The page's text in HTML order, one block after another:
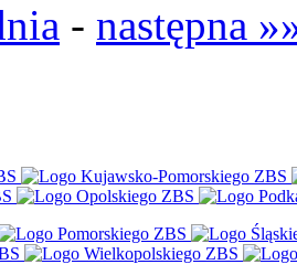
- następna